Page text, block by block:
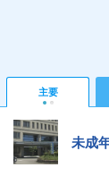
主要
未成